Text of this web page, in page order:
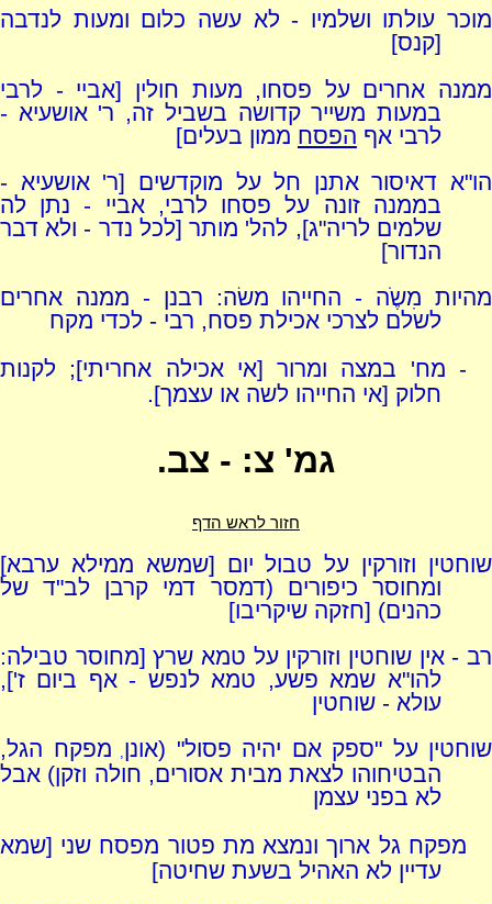
מוכר עולתו ושלמיו - לא עשה כלום ומעות לנדבה
[קנס]
ממנה אחרים על פסחו, מעות חולין [אביי - לרבי
במעות משייר קדושה בשביל זה, ר' אושעיא -
לרבי אף הפסח ממון בעלים]
הו"א דאיסור אתנן חל על מוקדשים [ר' אושעיא -
בממנה זונה על פסחו לרבי, אביי - נתן לה
שלמים לריה"ג], להל' מותר [לכל נדר - ולא דבר
הנדור]
מהיות מִשֶֹה - החייהו משׂה: רבנן - ממנה אחרים
לשלם לצרכי אכילת פסח, רבי - לכדי מקח
- מח' במצה ומרור [אי אכילה אחריתי]; לקנות
חלוק [אי החייהו לשה או עצמך].
גמ' צ: - צב.
חזור לראש הדף
שוחטין וזורקין על טבול יום [שמשא ממילא ערבא]
ומחוסר כיפורים (דמסר דמי קרבן לב"ד של
כהנים) [חזקה שיקריבו]
רב - אין שוחטין וזורקין על טמא שרץ [מחוסר טבילה:
להו"א שמא פשע, טמא לנפש - אף ביום ז'],
עולא - שוחטין
שוחטין על "ספק אם יהיה פסול" (אונן, מפקח הגל,
הבטיחוהו לצאת מבית אסורים, חולה וזקן) אבל
לא בפני עצמן
מפקח גל ארוך ונמצא מת פטור מפסח שני [שמא
עדיין לא האהיל בשעת שחיטה]